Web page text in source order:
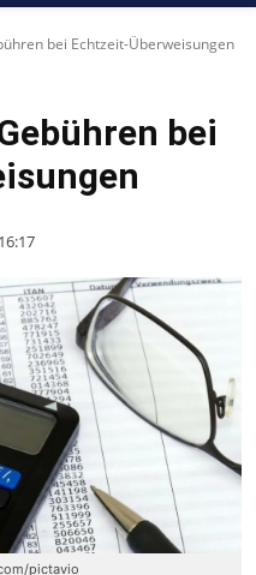
bei Echtzeit-Überweisungen
bei
pictavio